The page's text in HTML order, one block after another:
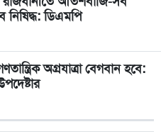
ডিএমপি
অগ্রযাত্রা বেগবান হবে: